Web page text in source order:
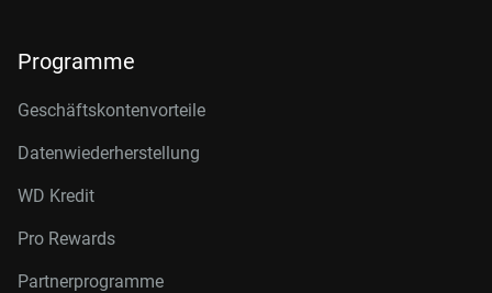
Programme
Geschäftskontenvorteile
Datenwiederherstellung
WD Kredit
Pro Rewards
Partnerprogramme